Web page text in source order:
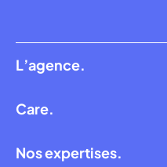
L’agence.
Care.
Nos expertises.